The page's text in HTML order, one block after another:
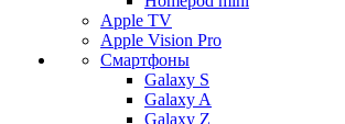
Apple TV
Apple Vision Pro
Смартфоны
Galaxy S
Galaxy A
Galaxy Z